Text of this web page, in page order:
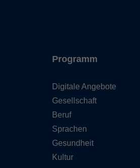
Programm
Digitale Angebote
Gesellschaft
Beruf
Sprachen
Gesundheit
Kultur